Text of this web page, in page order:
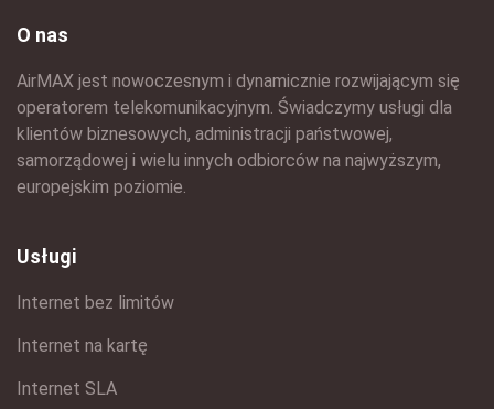
O nas
AirMAX jest nowoczesnym i dynamicznie rozwijającym się
operatorem telekomunikacyjnym. Świadczymy usługi dla
klientów biznesowych, administracji państwowej,
samorządowej i wielu innych odbiorców na najwyższym,
europejskim poziomie.
Usługi
Internet bez limitów
Internet na kartę
Internet SLA